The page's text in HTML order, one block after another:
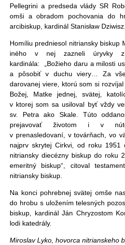
Pellegrini a predseda vlády SR
omši a obradom pochovania do
arcibiskup, kardinál Stanisław Dziwisz.
Homíliu predniesol nitriansky biskup
iného v nej zazneli úryvky z
kardinála: „Božieho daru a milosti
a pôsobiť v duchu viery… Za
darovanej viere, ktorú som si
Božej, Matke jednej, svätej,
v ktorej som sa usiloval byť vždy
sv. Petra ako Skale. Túto
prejavovať životom i v
v prenasledovaní, v továrňach, vo
najprv skrytej Cirkvi, od roku
nitriansky diecézny biskup do roku
emeritný biskup“, citoval
nitriansky biskup.
Na konci pohrebnej svätej omše
do hrobu s uložením telesných
biskup, kardinál Ján Chryzostom
lodi katedrály.
Miroslav Lyko, hovorca nitrianskeho